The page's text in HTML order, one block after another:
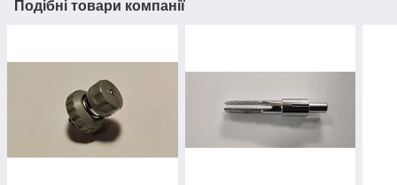
Подібні товари компанії